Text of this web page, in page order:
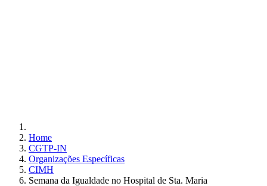
Home
CGTP-IN
Organizações Específicas
CIMH
Semana da Igualdade no Hospital de Sta. Maria